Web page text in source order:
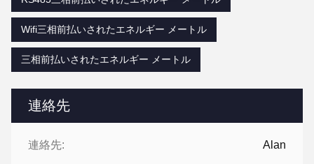
連絡先
連絡先: Alan
Wifi三相前払いされたエネルギー メートル
三相前払いされたエネルギー メートル